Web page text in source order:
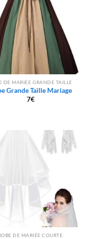
DE MARIÉE GRANDE TAILLE
Grande Taille Mariage
7€
DE MARIÉE COURTE